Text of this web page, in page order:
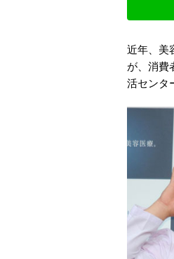
近年、美
が、消費
活センタ